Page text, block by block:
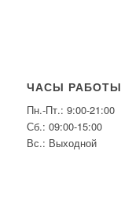
ЧАСЫ РАБОТЫ
Пн.-Пт.: 9:00-21:00
Сб.: 09:00-15:00
Вс.: Выходной